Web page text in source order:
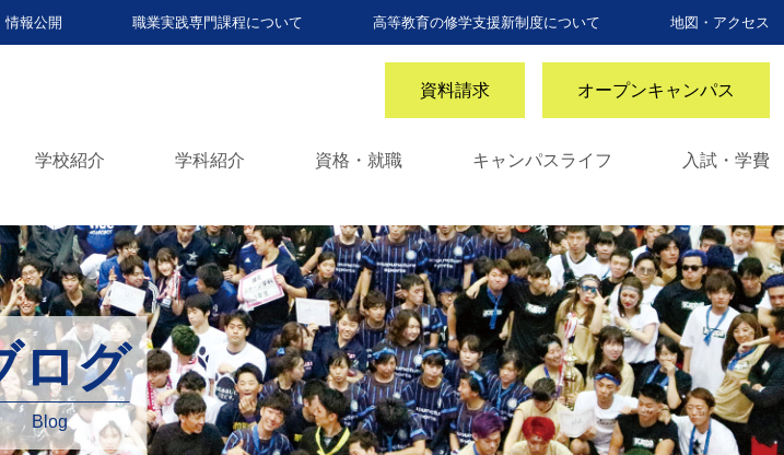
情報公開 職業実践専門課程について 高等教育の修学支援新制度について 地図・アクセス
資料請求 オープンキャンパス
学校紹介 学科紹介 資格・就職 キャンパスライフ 入試・学費
ログ
Blog